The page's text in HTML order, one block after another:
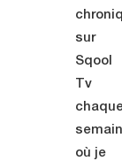
sur
Sqool
Tv
où je